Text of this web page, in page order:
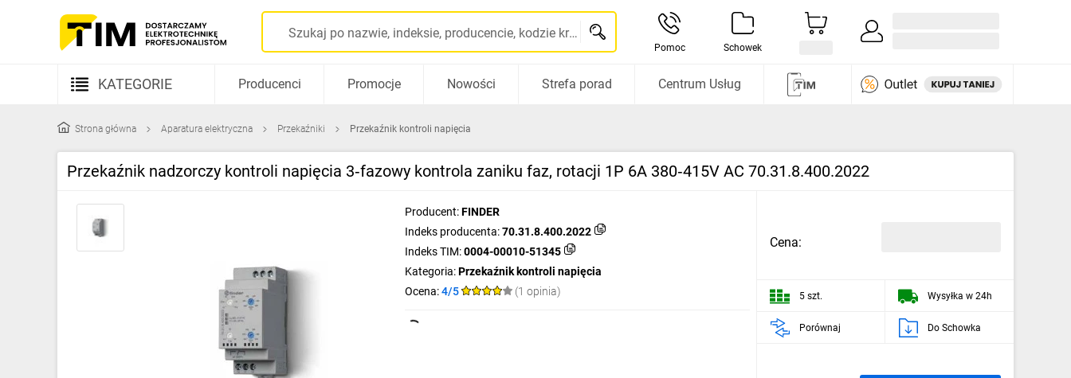
Szukaj po nazwie, indeksie, producencie, kodzie kreskowym...
Pomoc Schowek
KATEGORIE
Kable i przewody
Producenci Promocje Nowości Strefa porad Centrum Usług
Strona główna Aparatura elektryczna Przekaźniki Przekaźnik kontroli napięcia
Przekaźnik nadzorczy kontroli napięcia 3‑fazowy kontrola zaniku faz, rotacji 1P 6A 380‑415V AC 70.31.8.400.2022
Producent:FINDER
Indeks producenta:70.31.8.400.2022
Indeks TIM:0004-00010-51345
Kategoria:Przekaźnik kontroli napięcia
Ocena:4/5 (1 opinia)
Cena:
5 szt. Wysyłka w 24h
Porównaj Do Schowka